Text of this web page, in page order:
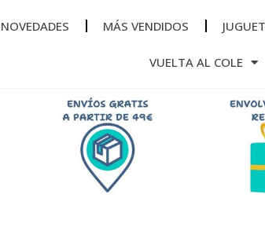
NOVEDADES MÁS VENDIDOS
VUELTA AL COLE